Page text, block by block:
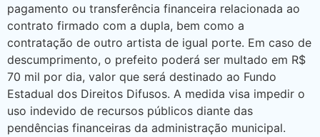
pagamento ou transferência financeira relacionada ao
contrato firmado com a dupla, bem como a
contratação de outro artista de igual porte. Em caso de
descumprimento, o prefeito poderá ser multado em R$
70 mil por dia, valor que será destinado ao Fundo
Estadual dos Direitos Difusos. A medida visa impedir o
uso indevido de recursos públicos diante das
pendências financeiras da administração municipal.